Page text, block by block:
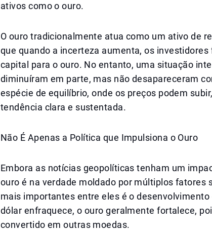
ativos como o ouro.
O ouro tradicionalmente atua como um ativo de
que quando a incerteza aumenta, os
capital para o ouro. No entanto, uma situação
diminuíram em parte, mas não desapareceram
espécie de equilíbrio, onde os preços podem
tendência clara e sustentada.
Não É Apenas a Política que Impulsiona o Ouro
Embora as notícias geopolíticas tenham um
ouro é na verdade moldado por múltiplos fatores
mais importantes entre eles é o desenvolvimento
dólar enfraquece, o ouro geralmente fortalece,
convertido em outras moedas.